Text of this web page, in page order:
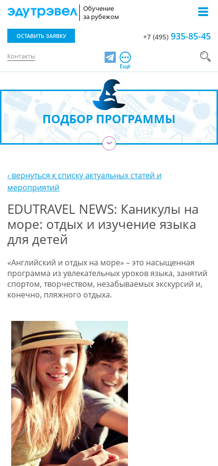
Обучение
за рубежом
Контакты
ОСТАВИТЬ ЗАЯВКУ +7 (495) 935-85-45
TelegramЕщё
ПОДБОР ПРОГРАММЫ
›
‹ вернуться к списку актуальных статей и
мероприятий
EDUTRAVEL NEWS: Каникулы на
море: отдых и изучение языка
для детей
«Английский и отдых на море» – это насыщенная
программа из увлекательных уроков языка, занятий
спортом, творчеством, незабываемых экскурсий и,
конечно, пляжного отдыха.